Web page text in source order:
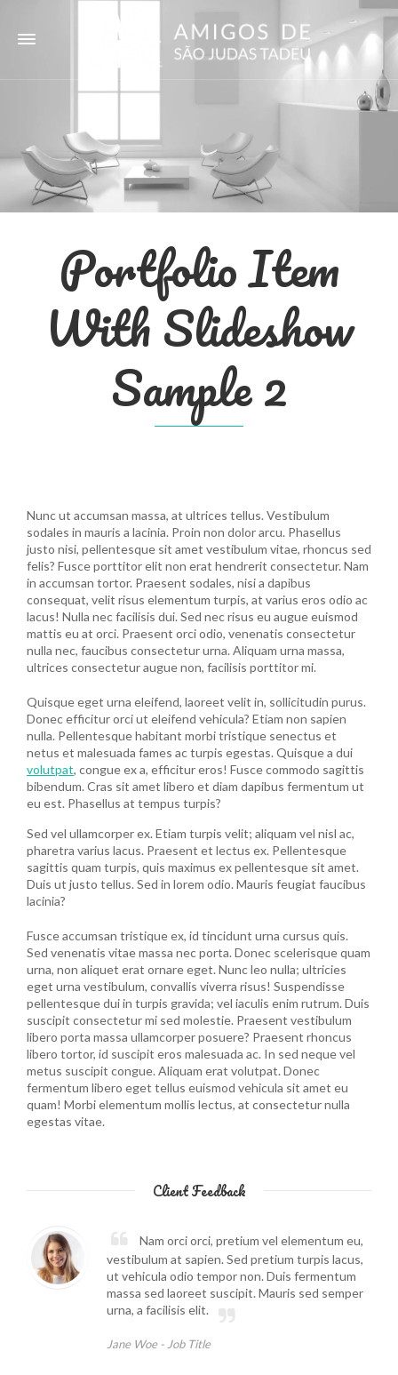
Portfolio Item
With Slideshow
Sample 2
Nunc ut accumsan massa, at ultrices tellus. Vestibulum
sodales in mauris a lacinia. Proin non dolor arcu. Phasellus
justo nisi, pellentesque sit amet vestibulum vitae, rhoncus sed
felis? Fusce porttitor elit non erat hendrerit consectetur. Nam
in accumsan tortor. Praesent sodales, nisi a dapibus
consequat, velit risus elementum turpis, at varius eros odio ac
lacus! Nulla nec facilisis dui. Sed nec risus eu augue euismod
mattis eu at orci. Praesent orci odio, venenatis consectetur
nulla nec, faucibus consectetur urna. Aliquam urna massa,
ultrices consectetur augue non, facilisis porttitor mi.
Quisque eget urna eleifend, laoreet velit in, sollicitudin purus.
Donec efficitur orci ut eleifend vehicula? Etiam non sapien
nulla. Pellentesque habitant morbi tristique senectus et
netus et malesuada fames ac turpis egestas. Quisque a dui
volutpat, congue ex a, efficitur eros! Fusce commodo sagittis
bibendum. Cras sit amet libero et diam dapibus fermentum ut
eu est. Phasellus at tempus turpis?
Sed vel ullamcorper ex. Etiam turpis velit; aliquam vel nisl ac,
pharetra varius lacus. Praesent et lectus ex. Pellentesque
sagittis quam turpis, quis maximus ex pellentesque sit amet.
Duis ut justo tellus. Sed in lorem odio. Mauris feugiat faucibus
lacinia?
Fusce accumsan tristique ex, id tincidunt urna cursus quis.
Sed venenatis vitae massa nec porta. Donec scelerisque quam
urna, non aliquet erat ornare eget. Nunc leo nulla; ultricies
eget urna vestibulum, convallis viverra risus! Suspendisse
pellentesque dui in turpis gravida; vel iaculis enim rutrum. Duis
suscipit consectetur mi sed molestie. Praesent vestibulum
libero porta massa ullamcorper posuere? Praesent rhoncus
libero tortor, id suscipit eros malesuada ac. In sed neque vel
metus suscipit congue. Aliquam erat volutpat. Donec
fermentum libero eget tellus euismod vehicula sit amet eu
quam! Morbi elementum mollis lectus, at consectetur nulla
egestas vitae.
Client Feedback
Nam orci orci, pretium vel elementum eu,
vestibulum at sapien. Sed pretium turpis lacus,
ut vehicula odio tempor non. Duis fermentum
massa sed laoreet suscipit. Mauris sed semper
urna, a facilisis elit.
Jane Woe -Job Title